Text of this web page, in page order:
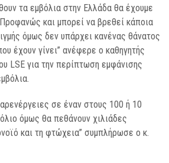
τα εμβόλια στην Ελλάδα θα έχουμε
και μπορεί να βρεθεί κάποια
όμως δεν υπάρχει κανένας θάνατος
έχουν γίνει” ανέφερε ο καθηγητής
LSE για την περίπτωση εμφάνισης
σε έναν στους 100 ή 10
όμως θα πεθάνουν χιλιάδες
και τη φτώχεια” συμπλήρωσε ο κ.